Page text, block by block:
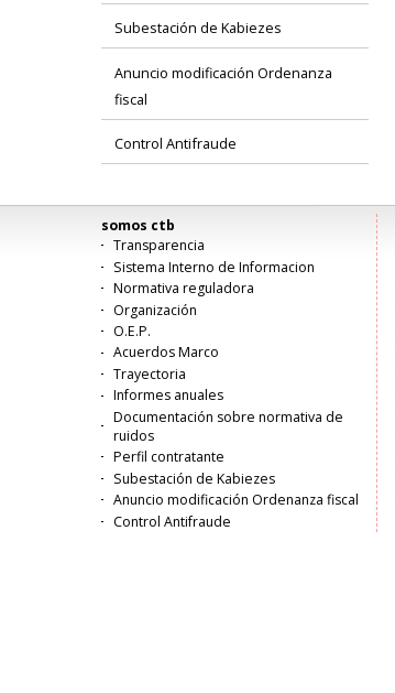
Subestación de Kabiezes
Anuncio modificación Ordenanza
fiscal
Control Antifraude
Menú
principal
somos ctb
Transparencia
Sistema Interno de Informacion
Normativa reguladora
Organización
O.E.P.
Acuerdos Marco
Trayectoria
Informes anuales
Documentación sobre normativa de
ruidos
Perfil contratante
Subestación de Kabiezes
Anuncio modificación Ordenanza fiscal
Control Antifraude